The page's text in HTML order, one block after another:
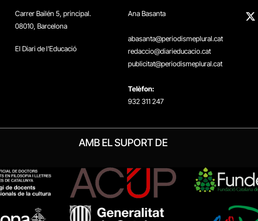
Carrer Bailén 5, principal.
08010, Barcelona
El Diari de l'Educació
Ana Basanta
abasanta@periodismeplural.cat
redaccio@diarieducacio.cat
publicitat@periodismeplural.cat
Telèfon:
932 311 247
X
AMB EL SUPORT DE